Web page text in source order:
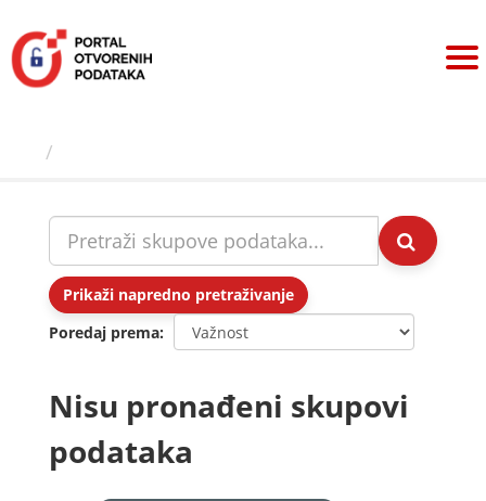
sadržaj
Prikaži napredno pretraživanje
Poredaj prema
Nisu pronađeni skupovi
podataka